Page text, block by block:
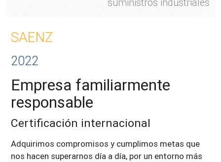
SAENZ
2022
Empresa familiarmente
responsable
Certificación internacional
Adquirimos compromisos y cumplimos metas que
nos hacen superarnos día a día, por un entorno más